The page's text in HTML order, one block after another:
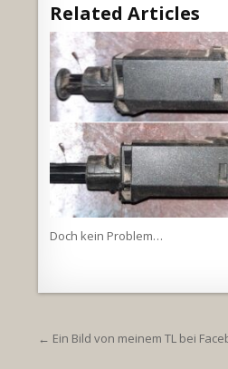
Related Articles
Doch kein Problem…
← Ein Bild von meinem TL bei